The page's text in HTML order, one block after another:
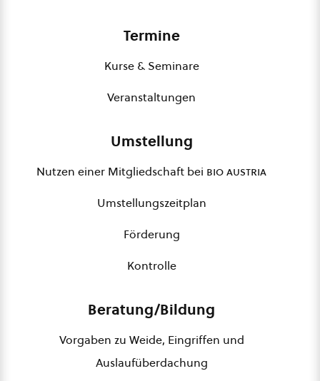
Termine
Kurse & Seminare
Veranstaltungen
Umstellung
Nutzen einer Mitgliedschaft bei bio austria
Umstellungszeitplan
Förderung
Kontrolle
Beratung/Bildung
Vorgaben zu Weide, Eingriffen und
Auslaufüberdachung